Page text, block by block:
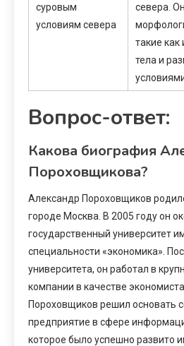
суровым
условиям севера
севера.
такие
тела и
Вопрос-ответ:
Какова биография
Пороховщикова?
Александр Пороховщиков
городе Москва. В 2005 году он
государственный университет
специальности «экономика».
университета, он работал в
компании в качестве
Пороховщиков решил основать
предприятие в сфере
которое было успешно развито